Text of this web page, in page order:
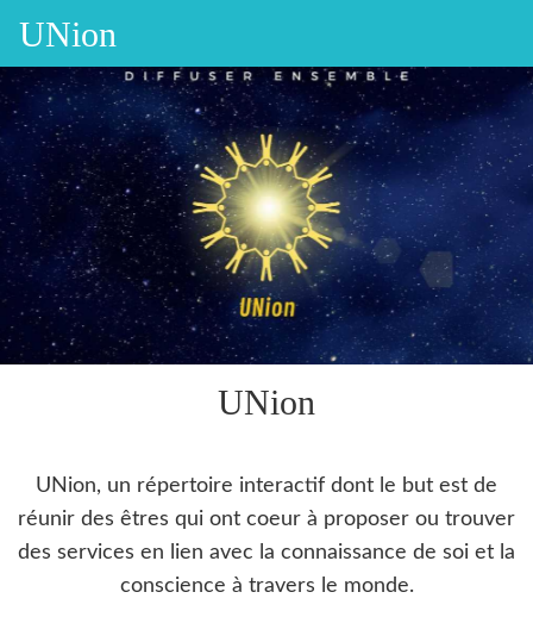
UNion
UNion
UNion, un répertoire interactif dont le but est de
réunir des êtres qui ont coeur à proposer ou trouver
des services en lien avec la connaissance de soi et la
conscience à travers le monde.